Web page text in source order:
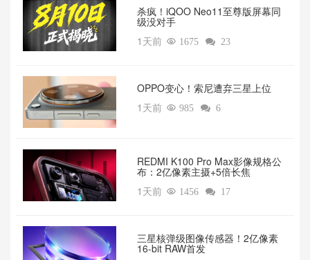
杀疯！iQOO Neo11至尊版屏幕同
级没对手
1天前  1675  23
OPPO变心！索尼遭弃三星上位‌
1天前  985  6
REDMI K100 Pro Max影像规格公
布：2亿像素主摄+5倍长焦
1天前  1456  17
三星核弹级图像传感器！2亿像素
16-bit RAW首发